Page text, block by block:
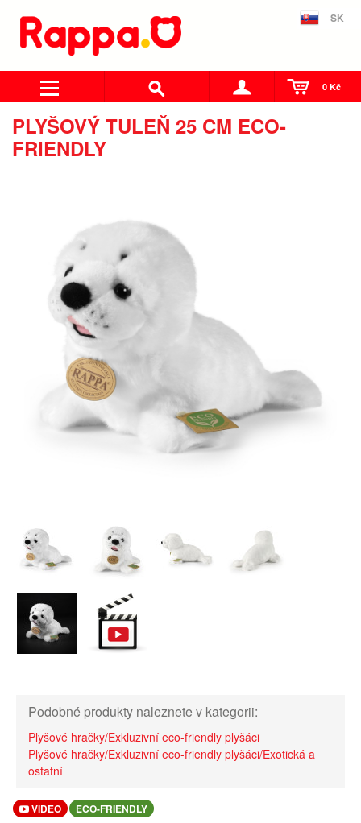
SK
0 Kč
PLYŠOVÝ TULEŇ 25 CM ECO-
FRIENDLY
Podobné produkty naleznete v kategorii:
Plyšové hračky/Exkluzivní eco-friendly plyšáci
Plyšové hračky/Exkluzivní eco-friendly plyšáci/Exotická a
ostatní
VIDEO ECO-FRIENDLY